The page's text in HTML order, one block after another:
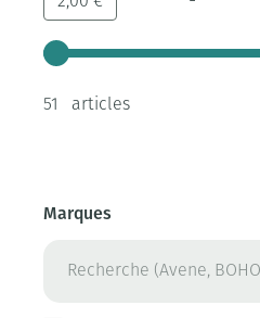
Utilisez les touches
51 articles
Marques